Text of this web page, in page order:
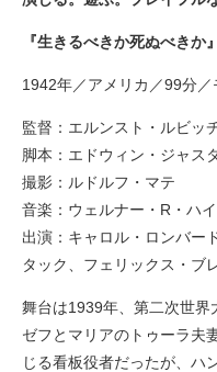
『生きるべきか死ぬべきか』
1942年／アメリカ／99分
監督：エルンスト・ルビッ
脚本：エドウィン・ジャス
撮影：ルドルフ・マテ
音楽：ウェルナー・R・ハ
出演：キャロル・ロンバー
タック、フェリックス・ブ
舞台は1939年、第二次世界
ゼフとマリアのトゥーラ夫
じる看板役者だったが、ハ